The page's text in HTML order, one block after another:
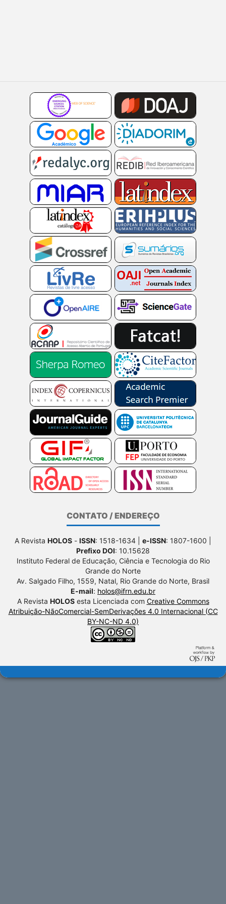
CONTATO / ENDEREÇO
A Revista HOLOS - ISSN: 1518-1634 | e-ISSN: 1807-1600 |
Prefixo DOI: 10.15628
Instituto Federal de Educação, Ciência e Tecnologia do Rio
Grande do Norte
Av. Salgado Filho, 1559, Natal, Rio Grande do Norte, Brasil
E-mail: holos@ifrn.edu.br
A Revista HOLOSesta Licenciada com Creative Commons
Atribuição-NãoComercial-SemDerivações 4.0 Internacional (CC
BY-NC-ND 4.0)